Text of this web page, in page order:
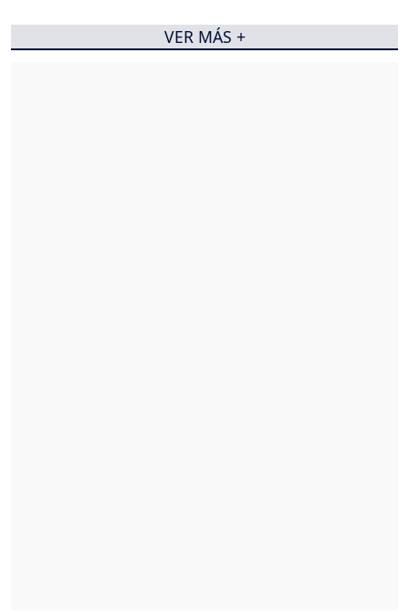
VER MÁS +